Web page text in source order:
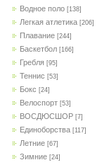
Водное поло [138]
Легкая атлетика [206]
Плавание [244]
Баскетбол [166]
Гребля [95]
Теннис [53]
Бокс [24]
Велоспорт [53]
ВОСДЮСШОР [7]
Единоборства [117]
Летние [67]
Зимние [24]